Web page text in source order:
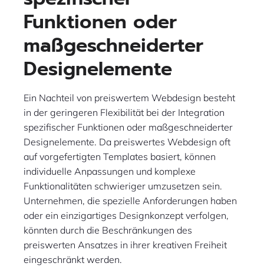
Funktionen oder
maßgeschneiderter
Designelemente
Ein Nachteil von preiswertem Webdesign besteht
in der geringeren Flexibilität bei der Integration
spezifischer Funktionen oder maßgeschneiderter
Designelemente. Da preiswertes Webdesign oft
auf vorgefertigten Templates basiert, können
individuelle Anpassungen und komplexe
Funktionalitäten schwieriger umzusetzen sein.
Unternehmen, die spezielle Anforderungen haben
oder ein einzigartiges Designkonzept verfolgen,
könnten durch die Beschränkungen des
preiswerten Ansatzes in ihrer kreativen Freiheit
eingeschränkt werden.